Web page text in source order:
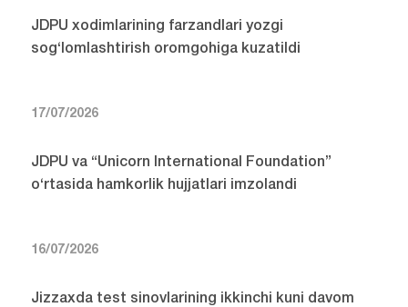
JDPU xodimlarining farzandlari yozgi
sog‘lomlashtirish oromgohiga kuzatildi
17/07/2026
JDPU va “Unicorn International Foundation”
o‘rtasida hamkorlik hujjatlari imzolandi
16/07/2026
Jizzaxda test sinovlarining ikkinchi kuni davom